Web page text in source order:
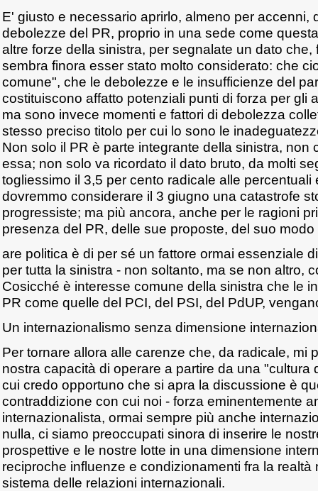
E' giusto e necessario aprirlo, almeno per accenni,
debolezze del PR, proprio in una sede come
altre forze della sinistra, per segnalate un dato che,
sembra finora esser stato molto considerato: che
comune", che le debolezze e le insufficienze del
costituiscono affatto potenziali punti di forza per gli
ma sono invece momenti e fattori di debolezza
stesso preciso titolo per cui lo sono le
Non solo il PR è parte integrante della sinistra, non
essa; non solo va ricordato il dato bruto, da molti
togliessimo il 3,5 per cento radicale alle percentuali
dovremmo considerare il 3 giugno una catastrofe
progressiste; ma più ancora, anche per le ragioni
presenza del PR, delle sue proposte, del suo
are politica è di per sé un fattore ormai essenziale
per tutta la sinistra - non soltanto, ma se non altro,
Cosicché è interesse comune della sinistra che le
PR come quelle del PCI, del PSI, del PdUP,
Un internazionalismo senza dimensione
Per tornare allora alle carenze che, da radicale, mi
nostra capacità di operare a partire da una "cultura
cui credo opportuno che si apra la discussione è
contraddizione con cui noi - forza eminentemente
internazionalista, ormai sempre più anche
nulla, ci siamo preoccupati sinora di inserire le
prospettive e le nostre lotte in una dimensione
reciproche influenze e condizionamenti fra la
sistema delle relazioni internazionali.